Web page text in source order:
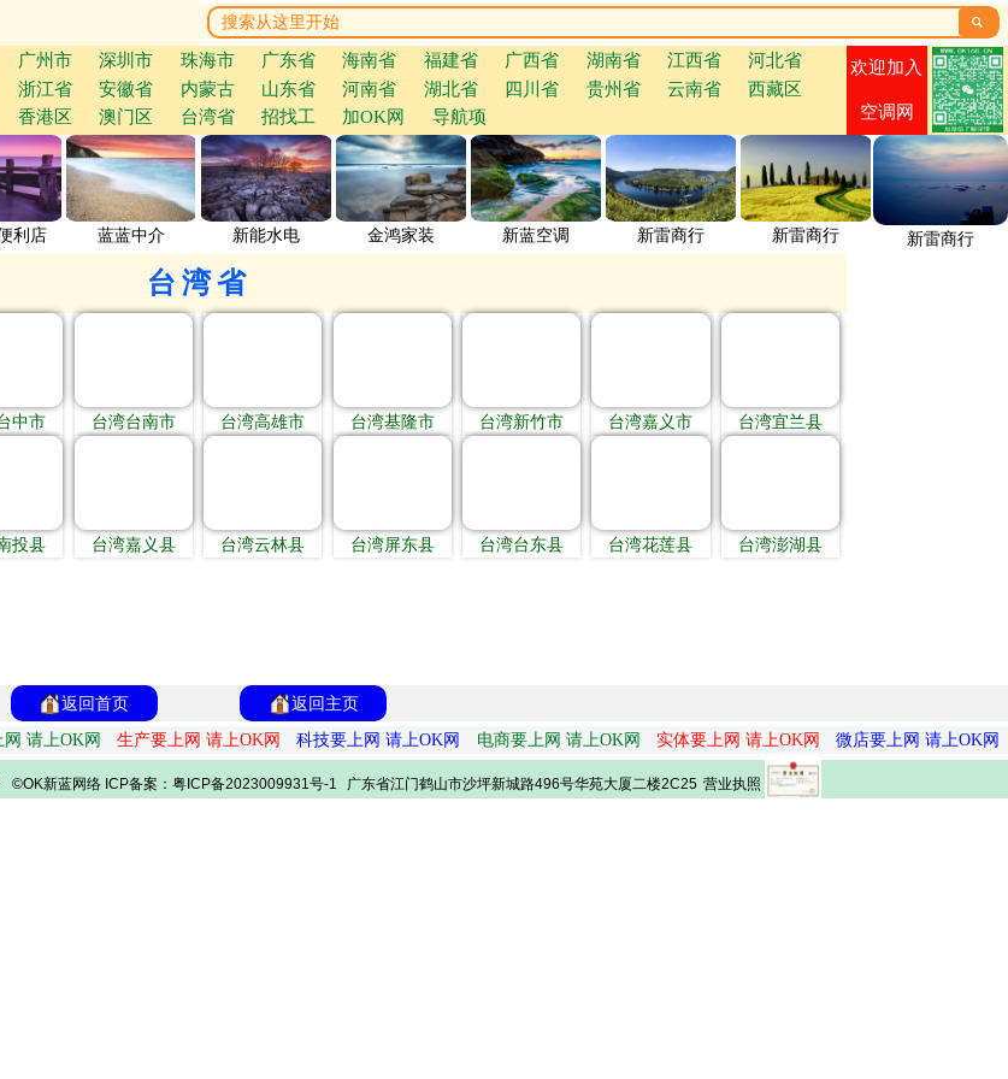

广州市 深圳市 珠海市 广东省 海南省 福建省 广西省 湖南省 江西省
河北省
浙江省 安徽省 内蒙古 山东省 河南省 湖北省 四川省 贵州省 云南省
西藏区
香港区 澳门区 台湾省 招找工 加OK网 导航项
欢迎加入
空调网
利店 蓝蓝中介 新能水电 金鸿家装 新蓝空调 新雷商行 新雷商行 新雷商行
台湾省
中市 台湾台南市 台湾高雄市 台湾基隆市 台湾新竹市 台湾嘉义市 台湾宜兰县
投县 台湾嘉义县 台湾云林县 台湾屏东县 台湾台东县 台湾花莲县 台湾澎湖县
返回首页
返回主页
请上OK网 生产要上网 请上OK网 科技要上网 请上OK网 电商要上网 请上OK网 实体要上网 请上OK网 微店要上网 请上OK网
©OK新蓝网络 ICP备案：粤ICP备2023009931号-1 广东省江门鹤山市沙坪新城路496号华苑大厦二楼2C25 营业执照